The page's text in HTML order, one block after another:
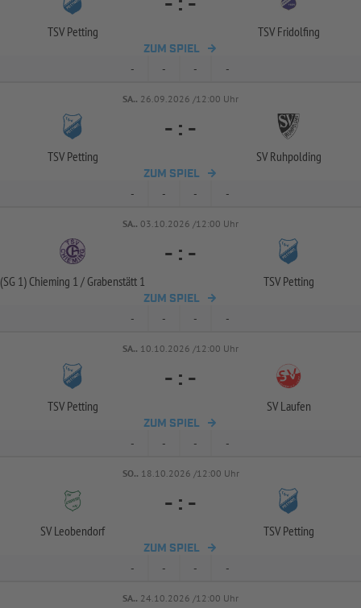
TSV Petting TSV Fridolfing
ZUM SPIEL
- - - -
SA.. 26.09.2026 /12:00 Uhr
TSV Petting
- : -
SV Ruhpolding
ZUM SPIEL
- - - -
SA.. 03.10.2026 /12:00 Uhr
(SG 1) Chieming 1 / Grabenstätt 1
- : -
TSV Petting
ZUM SPIEL
- - - -
SA.. 10.10.2026 /12:00 Uhr
TSV Petting
- : -
SV Laufen
ZUM SPIEL
- - - -
SO.. 18.10.2026 /12:00 Uhr
SV Leobendorf
- : -
TSV Petting
ZUM SPIEL
- - - -
SA.. 24.10.2026 /12:00 Uhr